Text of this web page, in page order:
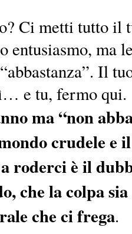
Ci metti tutto il
entusiasmo, ma
Il
e tu, fermo qui.
ma “non
crudele e
roderci è il
che la colpa
che ci frega.